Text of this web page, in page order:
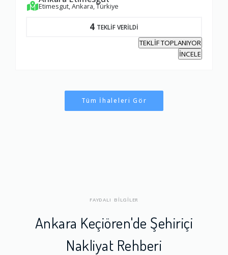
Etimesgut, Ankara, Türkiye
4 TEKLİF VERİLDİ
TEKLİF TOPLANIYOR
İNCELE
Tüm İhaleleri Gör
FAYDALI BİLGİLER
Ankara Keçiören'de Şehiriçi
Nakliyat Rehberi